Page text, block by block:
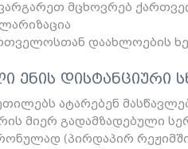
მცხოვრებ
დაახლოების
ენის დისტანციური
ატარებენ
მიერ გადამზადებული
(პირდაპირ